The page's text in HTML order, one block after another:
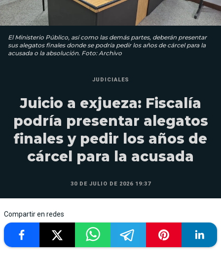
El Ministerio Público, así como las demás partes, deberán presentar
sus alegatos finales donde se podría pedir los años de cárcel para la
acusada o la absolución. Foto: Archivo
JUDICIALES
Juicio a exjueza: Fiscalía
podría presentar alegatos
finales y pedir los años de
cárcel para la acusada
30 DE JULIO DE 2026 19:37
Compartir en redes